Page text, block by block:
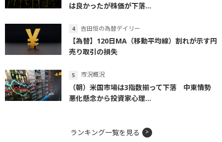
は良かったが株価が下落...
吉田恒の為替デイリー
【為替】120日MA（移動平均線）割れが示す円
売り取引の損失
市況概況
（朝）米国市場は3指数揃って下落 中東情勢
悪化懸念から投資家心理...
ランキング一覧を見る